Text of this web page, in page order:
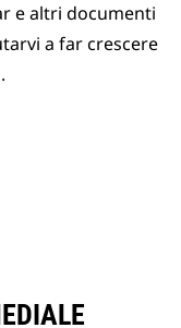
e altri documenti
a far crescere